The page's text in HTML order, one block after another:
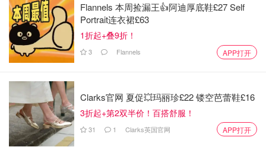
Flannels 本周捡漏王👍阿迪厚底鞋£27 Self
Portrait连衣裙£63
1折起+叠9折！
3 Flannels APP打开
Clarks官网 夏促💥玛丽珍£22 镂空芭蕾鞋£16
3折起+第2双半价！百搭舒服！
31 1 Clarks英国官网 APP打开